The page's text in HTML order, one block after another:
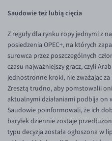
EUR/JPY
EUR/RON
EUR/SGD
EUR/TRY
EUR/ZAR
GBP/USD
USD/CHF
Saudowie też lubią cięcia
Z reguły dla rynku ropy jednymi z
posiedzenia OPEC+, na których
surowca przez poszczególnych
czasu najważniejszy gracz, czyli
jednostronne kroki, nie zważając
Zresztą trudno, aby pomstowalii
aktualnymi działaniami podbija on
Saudowie poinformowali, że ich
baryłek dziennie zostaje
typu decyzja została ogłoszona w